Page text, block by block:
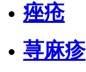
痤疮
荨麻疹